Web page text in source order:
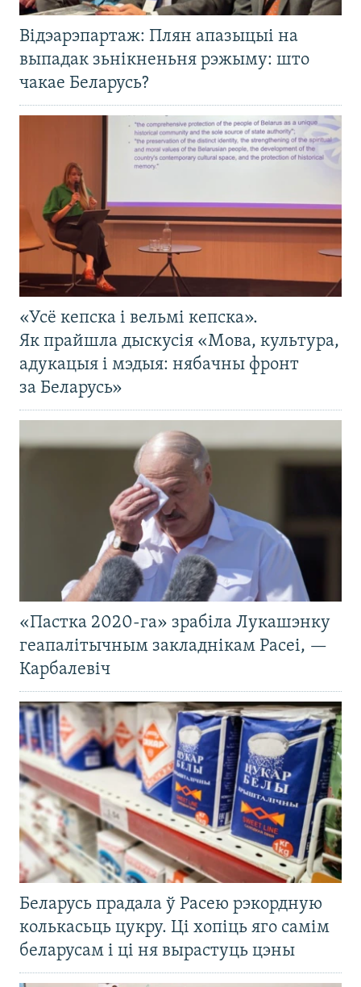
Відэарэпартаж: Плян апазыцыі на
выпадак зьнікненьня рэжыму: што
чакае Беларусь?
«Усё кепска і вельмі кепска».
Як прайшла дыскусія «Мова, культура,
адукацыя і мэдыя: нябачны фронт
за Беларусь»
«Пастка 2020-га» зрабіла Лукашэнку
геапалітычным закладнікам Расеі, —
Карбалевіч
Беларусь прадала ў Расею рэкордную
колькасьць цукру. Ці хопіць яго самім
беларусам і ці ня вырастуць цэны